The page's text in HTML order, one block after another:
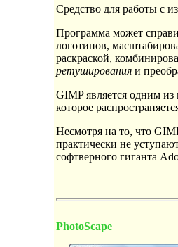
Средство для работы с
Программа может
логотипов,
раскраской,
ретуширования и
GIMP является одним
которое
Несмотря на то, что
практически не
софтверного гиганта
PhotoScape